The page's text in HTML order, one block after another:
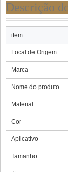
item
Local de Origem
Marca
Nome do produto
Material
Cor
Aplicativo
Tamanho